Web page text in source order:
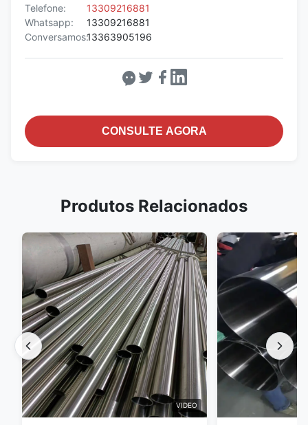
Telefone:
13309216881
Whatsapp:
13309216881
Conversamos:13363905196
CONSULTE AGORA
Produtos Relacionados
VIDEO